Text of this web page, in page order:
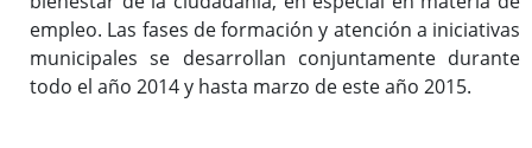
empleo. Las fases de formación y atención a iniciativas
municipales se desarrollan conjuntamente durante
todo el año 2014 y hasta marzo de este año 2015.